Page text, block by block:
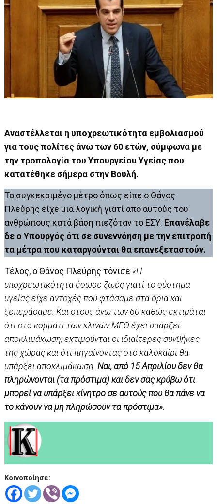
Αναστέλλεται η υποχρεωτικότητα εμβολιασμού
για τους πολίτες άνω των 60 ετών, σύμφωνα με
την τροπολογία του Υπουργείου Υγείας που
κατατέθηκε σήμερα στην Βουλή.
Το συγκεκριμένο μέτρο όπως είπε ο Θάνος
Πλεύρης είχε μια λογική γιατί από αυτούς του
ανθρώπους κατά βάση πιεζόταν το ΕΣΥ. Επανέλαβε
δε ο Υπουργός ότι σε συνεννόηση με την επιτροπή
τα μέτρα που καταργούνται θα επανεξεταστούν.
Τέλος, ο Θάνος Πλεύρης τόνισε «Η
υποχρεωτικότητα έσωσε ζωές γιατί το σύστημα
υγείας είχε αντοχές που φτάσαμε στα όρια και
ξεπεράσαμε. Και στους άνω των 60 καθώς εκτιμάται
ότι στο κομμάτι των κλινών ΜΕΘ έχει υπάρξει
αποκλιμάκωση, εκτιμούνται οι ιδιαίτερες συνθήκες
της χώρας και ότι πηγαίνοντας στο καλοκαίρι θα
υπάρξει αποκλιμάκωση.Ναι, από 15 Απριλίου δεν θα
πληρώνονται (τα πρόστιμα) και δεν σας κρύβω ότι
μπορεί να υπάρξει κίνητρο σε αυτούς που θα πάνε να
το κάνουν να μη πληρώσουν τα πρόστιμα».
Κοινοποίησε: